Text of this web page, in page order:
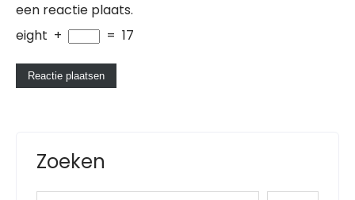
een reactie plaats.
eight + = 17
Zoeken